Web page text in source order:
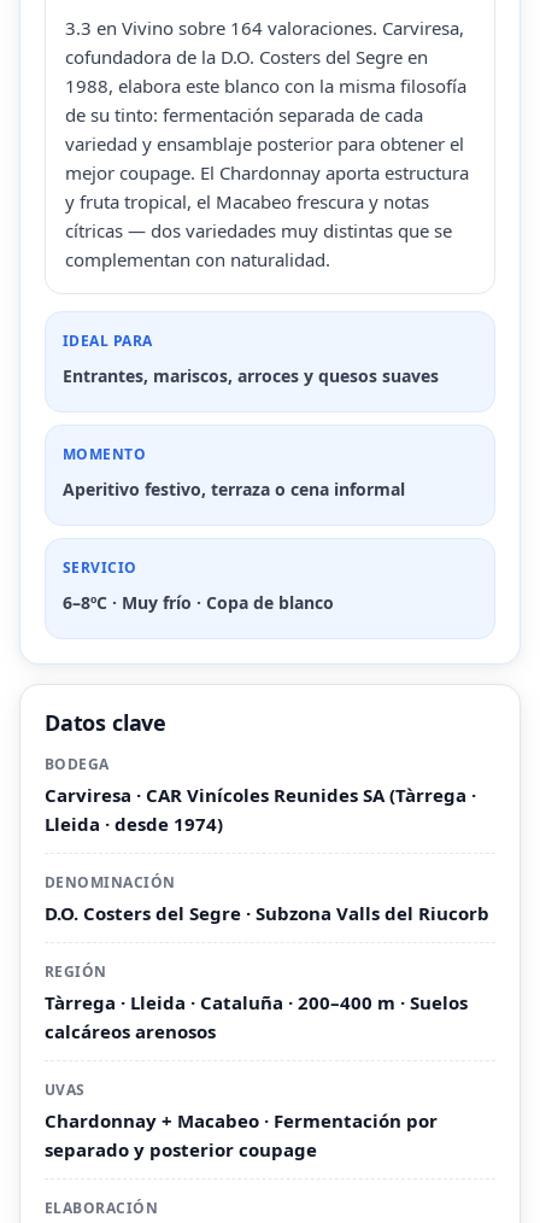
3.3 en Vivino sobre 164 valoraciones. Carviresa,
cofundadora de la D.O. Costers del Segre en
1988, elabora este blanco con la misma filosofía
de su tinto: fermentación separada de cada
variedad y ensamblaje posterior para obtener el
mejor coupage. El Chardonnay aporta estructura
y fruta tropical, el Macabeo frescura y notas
cítricas — dos variedades muy distintas que se
complementan con naturalidad.
IDEAL PARA
Entrantes, mariscos, arroces y quesos suaves
MOMENTO
Aperitivo festivo, terraza o cena informal
SERVICIO
6–8ºC · Muy frío · Copa de blanco
Datos clave
BODEGA
Carviresa · CAR Vinícoles Reunides SA (Tàrrega ·
Lleida · desde 1974)
DENOMINACIÓN
D.O. Costers del Segre · Subzona Valls del Riucorb
REGIÓN
Tàrrega · Lleida · Cataluña · 200–400 m · Suelos
calcáreos arenosos
UVAS
Chardonnay + Macabeo · Fermentación por
separado y posterior coupage
ELABORACIÓN